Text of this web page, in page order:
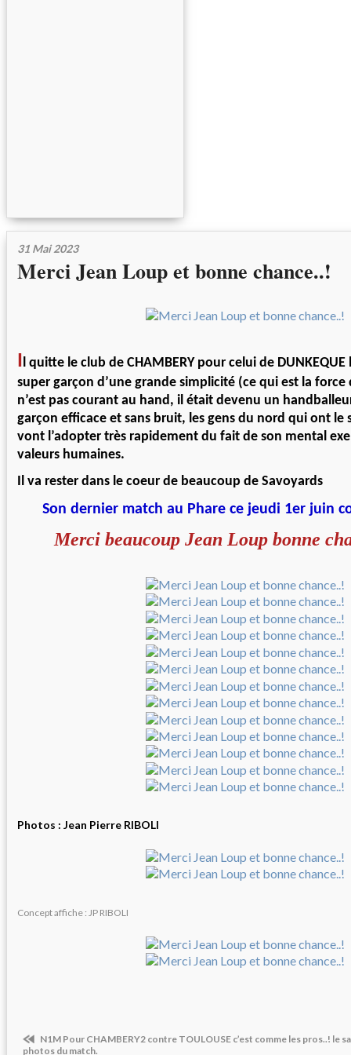
31 Mai 2023
Merci Jean Loup et bonne chance..!
Il quitte le club de CHAMBERY pour celui de
super garçon d’une grande simplicité (ce qui est la force
n’est pas courant au hand, il était devenu un
garçon efficace et sans bruit, les gens du nord qui ont le
vont l’adopter très rapidement du fait de son mental
valeurs humaines.
Il va rester dans le coeur de beaucoup de Savoyards
Son dernier match au Phare ce jeudi 1er juin
Merci beaucoup Jean Loup bonne
Photos : Jean Pierre RIBOLI
Concept affiche : JP RIBOLI
N1M Pour CHAMBERY2 contre TOULOUSE c’est comme les pros..! le
photos du match.